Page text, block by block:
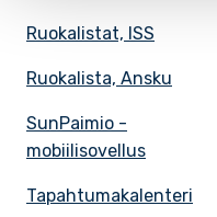
Ruokalistat, ISS
Ruokalista, Ansku
SunPaimio -
mobiilisovellus
Tapahtumakalenteri